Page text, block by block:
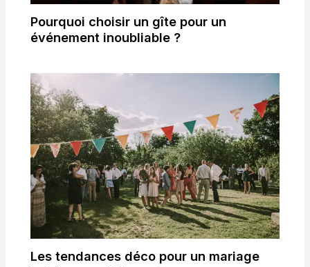
Pourquoi choisir un gîte pour un
événement inoubliable ?
Les tendances déco pour un mariage